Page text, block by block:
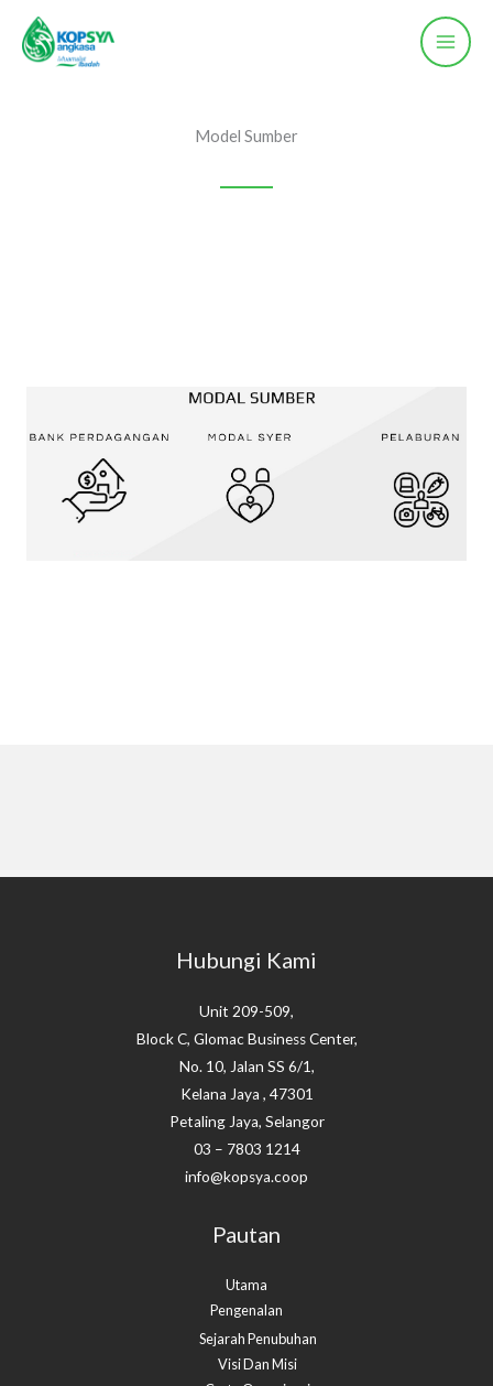
Model Sumber
Hubungi Kami
Unit 209-509,
Block C, Glomac Business Center,
No. 10, Jalan SS 6/1,
Kelana Jaya , 47301
Petaling Jaya, Selangor
03 – 7803 1214
info@kopsya.coop
Pautan
Utama
Pengenalan
Sejarah Penubuhan
Visi Dan Misi